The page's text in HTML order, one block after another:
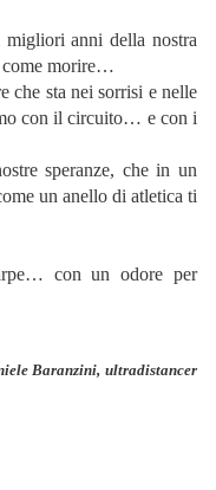
anni della nostra
come morire…
che sta nei sorrisi e nelle
con il circuito… e con i
speranze, che in un
un anello di atletica ti
con un odore per
Baranzini, ultradistancer